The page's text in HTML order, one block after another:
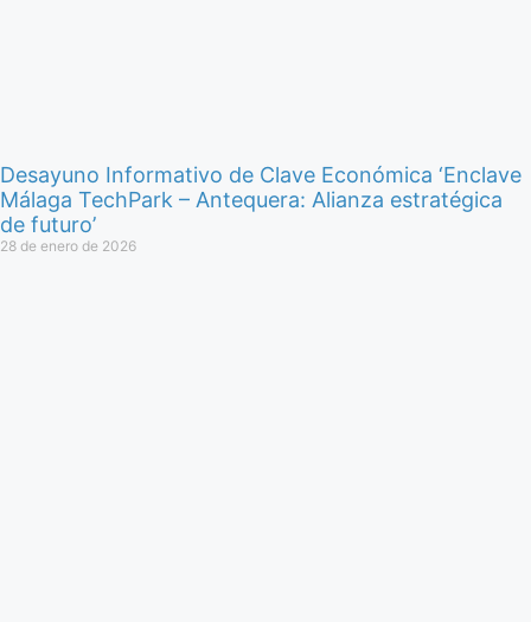
Desayuno Informativo de Clave Económica ‘Enclave
Málaga TechPark – Antequera: Alianza estratégica
de futuro’
28 de enero de 2026